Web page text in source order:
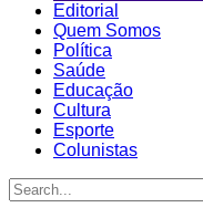
Editorial
Quem Somos
Política
Saúde
Educação
Cultura
Esporte
Colunistas